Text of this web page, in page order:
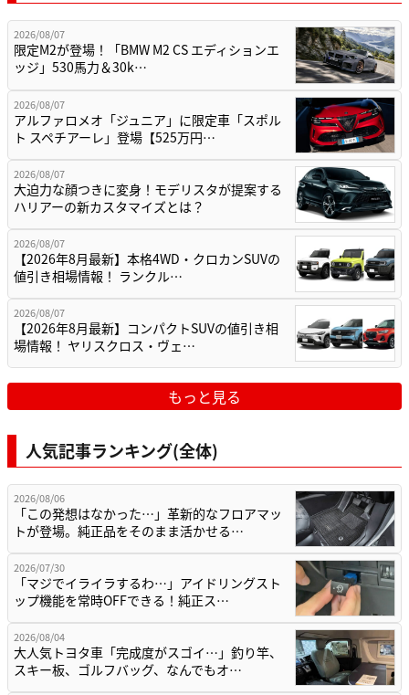
2026/08/07
限定M2が登場！「BMW M2 CS エディションエ
ッジ」530馬力＆30k…
2026/08/07
アルファロメオ「ジュニア」に限定車「スポル
ト スペチアーレ」登場【525万円…
2026/08/07
大迫力な顔つきに変身！モデリスタが提案する
ハリアーの新カスタマイズとは？
2026/08/07
【2026年8月最新】本格4WD・クロカンSUVの
値引き相場情報！ ランクル…
2026/08/07
【2026年8月最新】コンパクトSUVの値引き相
場情報！ ヤリスクロス・ヴェ…
もっと見る
人気記事ランキング(全体)
2026/08/06
「この発想はなかった…」革新的なフロアマッ
トが登場。純正品をそのまま活かせる…
2026/07/30
「マジでイライラするわ…」アイドリングスト
ップ機能を常時OFFできる！純正ス…
2026/08/04
大人気トヨタ車「完成度がスゴイ…」釣り竿、
スキー板、ゴルフバッグ、なんでもオ…